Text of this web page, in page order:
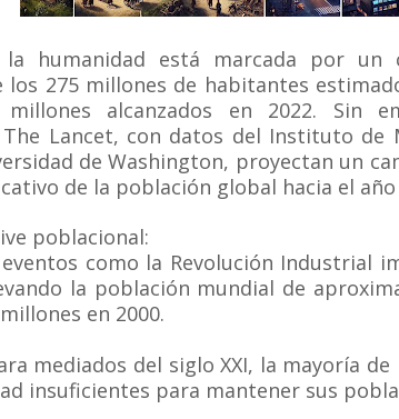
humanidad está marcada por un
los 275 millones de habitantes
alcanzados en 2022. Sin
Lancet, con datos del Instituto de
de Washington, proyectan un
de la población global hacia el año
poblacional:
como la Revolución Industrial
la población mundial de
en 2000.
mediados del siglo XXI, la mayoría
insuficientes para mantener sus